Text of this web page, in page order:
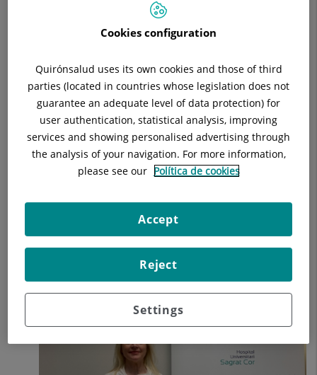
Dra. Montserrat Salleras Redonnet
Dermatologia de l'Hospital Universitari Sagrat Cor.
Cookies configuration
Quirónsalud uses its own cookies and those of third
parties (located in countries whose legislation does not
guarantee an adequate level of data protection) for
user authentication, statistical analysis, improving
services and showing personalised advertising through
the analysis of your navigation. For more information,
please see our Política de cookies
Settings
Reject
Accept